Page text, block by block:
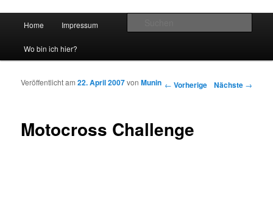
vidgames.de
Zum Inhalt wechseln
Zum sekundären Inhalt wechseln
Home Impressum
Wo bin ich hier?
Artikelnavigation
← Vorherige Nächste →
Motocross Challenge
Veröffentlicht am22. April 2007vonMunin